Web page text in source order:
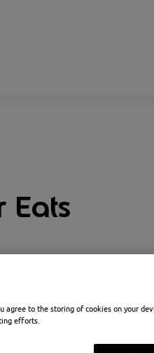
Eats
agree to the storing of cookies on your
efforts.